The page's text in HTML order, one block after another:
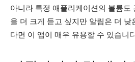
아니라 특정 애플리케이션의 볼륨도
을 더 크게 듣고 싶지만 알림은 더 낮
다면 이 앱이 매우 유용할 수 있습니